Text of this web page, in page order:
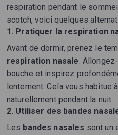
respiration pendant le
scotch, voici quelques
1. Pratiquer la respiration
Avant de dormir, prenez le
respiration nasale.
bouche et inspirez
lentement. Cela vous habitue
naturellement pendant la nuit.
2. Utiliser des bandes
Les bandes nasales sont un